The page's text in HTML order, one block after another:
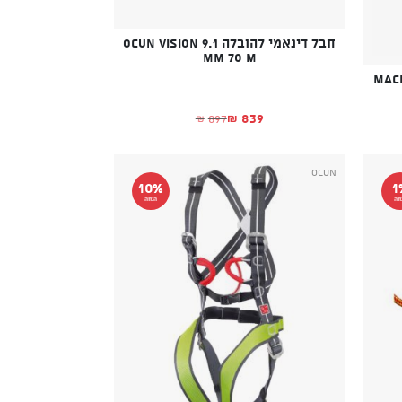
₪725.
₪699.
חבל דינאמי להובלה OCUN VISION 9.1
MM 70 M
₪ 897
המחיר המקורי היה: ₪897.₪ 839 המחיר הנוכחי הוא: ₪839.
10%
הנחה
Ocun